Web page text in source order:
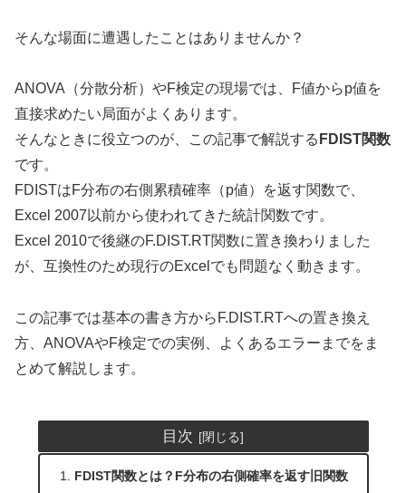
そんな場面に遭遇したことはありませんか？
ANOVA（分散分析）やF検定の現場では、F値からp値を
直接求めたい局面がよくあります。
そんなときに役立つのが、この記事で解説する FDIST関数
です。
FDISTはF分布の右側累積確率（p値）を返す関数で、
Excel 2007以前から使われてきた統計関数です。
Excel 2010で後継のF.DIST.RT関数に置き換わりました
が、互換性のため現行のExcelでも問題なく動きます。
この記事では基本の書き方からF.DIST.RTへの置き換え
方、ANOVAやF検定での実例、よくあるエラーまでをま
とめて解説します。
目次
FDIST関数とは？F分布の右側確率を返す旧関数